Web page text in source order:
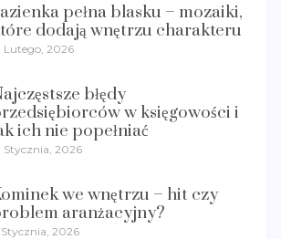
pełna blasku – mozaiki,
dodają wnętrzu charakteru
Lutego, 2026
błędy
w księgowości i
ich nie popełniać
Stycznia, 2026
we wnętrzu – hit czy
aranżacyjny?
2026